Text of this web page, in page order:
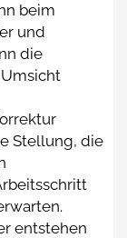
beim
und
die
Stellung, die
entstehen